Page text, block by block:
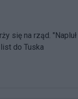
się na rząd.
do Tuska